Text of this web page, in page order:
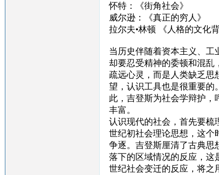
怀特：《街角社会》
威尔逊：《真正的穷人》
拉尔夫•林顿 《人格的文化
当历史伴随着资本主义、工
却要忍受精神的委顿和混乱
疏远心灵，而是人类缺乏思
望，认识工具也是很重要的
此，吉登斯为社会学辩护，
丰富。
认识现代的社会，首先要梳
世纪初社会理论思想，这个
争逐。吉登斯厘清了古典思
落下的区域情况的反应，这
世纪社会变迁的反应，将之